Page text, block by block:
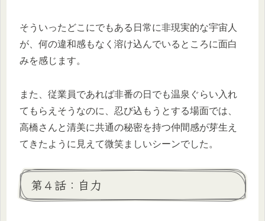
そういったどこにでもある日常に非現実的な宇宙人
が、何の違和感もなく溶け込んでいるところに面白
みを感じます。
また、従業員であれば非番の日でも温泉ぐらい入れ
てもらえそうなのに、忍び込もうとする場面では、
高橋さんと清美に共通の秘密を持つ仲間感が芽生え
てきたように見えて微笑ましいシーンでした。
第４話：自力